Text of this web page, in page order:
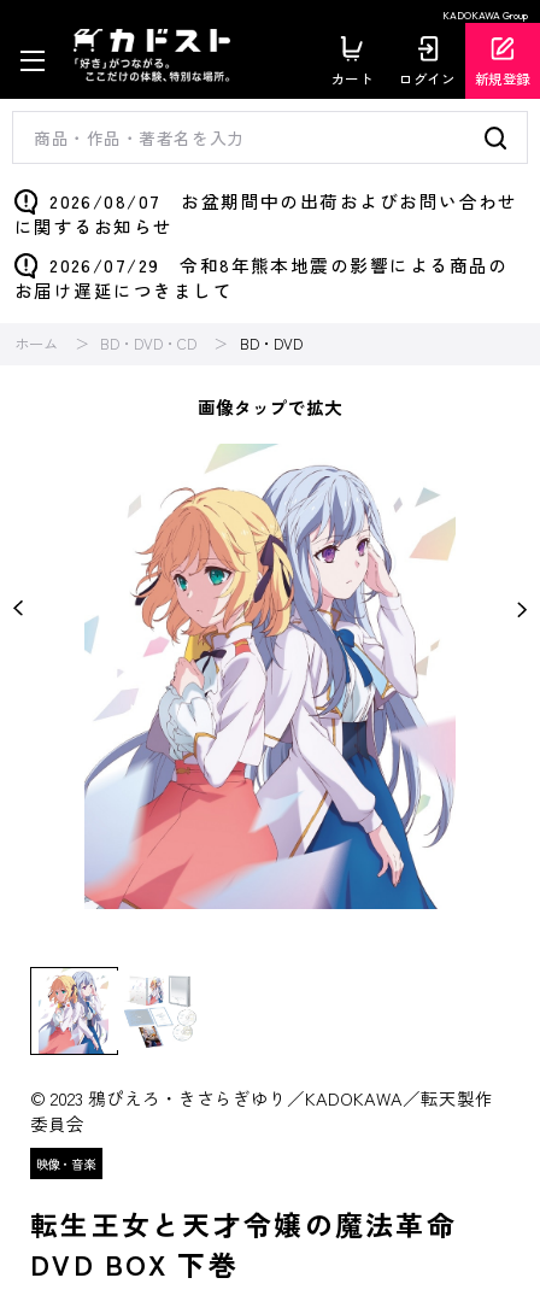
KADOKAWA Group
カート ログイン 新規登録
2026/08/07 お盆期間中の出荷およびお問い合わせ
に関するお知らせ
2026/07/29 令和8年熊本地震の影響による商品の
お届け遅延につきまして
ホーム BD・DVD・CD BD・DVD
画像タップで拡大
© 2023 鴉ぴえろ・きさらぎゆり／KADOKAWA／転天製作
委員会
転生王女と天才令嬢の魔法革命
DVD BOX 下巻